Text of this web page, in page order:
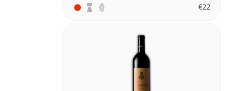
€22